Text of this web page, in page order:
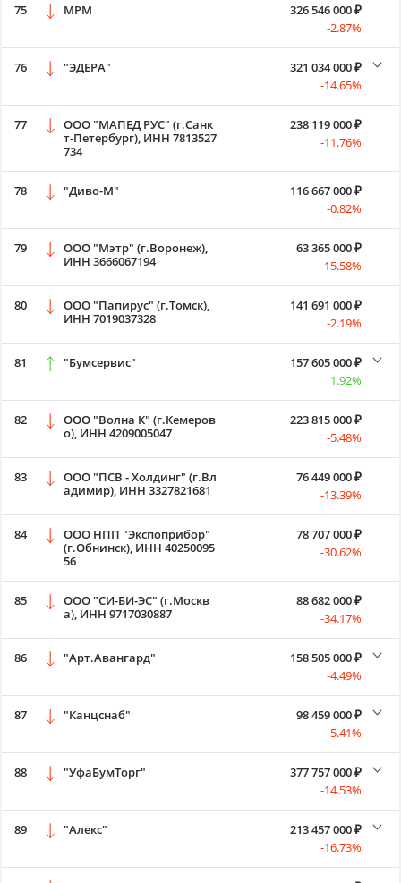
75 MPM
326 546 000 ₽
-2.87%
76 "ЭДЕРА"
321 034 000 ₽
-14.65%
77
ООО "МАПЕД РУС" (г.Санк
т-Петербург), ИНН 7813527
734
238 119 000 ₽
-11.76%
78 "Диво-М"
116 667 000 ₽
-0.82%
79
ООО "Мэтр" (г.Воронеж),
ИНН 3666067194
63 365 000 ₽
-15.58%
80
ООО "Папирус" (г.Томск),
ИНН 7019037328
141 691 000 ₽
-2.19%
81 "Бумсервис"
157 605 000 ₽
1.92%
82
ООО "Волна К" (г.Кемеров
о), ИНН 4209005047
223 815 000 ₽
-5.48%
83
ООО "ПСВ - Холдинг" (г.Вл
адимир), ИНН 3327821681
76 449 000 ₽
-13.39%
84
ООО НПП "Экспоприбор"
(г.Обнинск), ИНН 40250095
56
78 707 000 ₽
-30.62%
85
ООО "СИ-БИ-ЭС" (г.Москв
а), ИНН 9717030887
88 682 000 ₽
-34.17%
86 "Арт.Авангард"
158 505 000 ₽
-4.49%
87 "Канцснаб"
98 459 000 ₽
-5.41%
88 "УфаБумТорг"
377 757 000 ₽
-14.53%
89 "Алекс"
213 457 000 ₽
-16.73%